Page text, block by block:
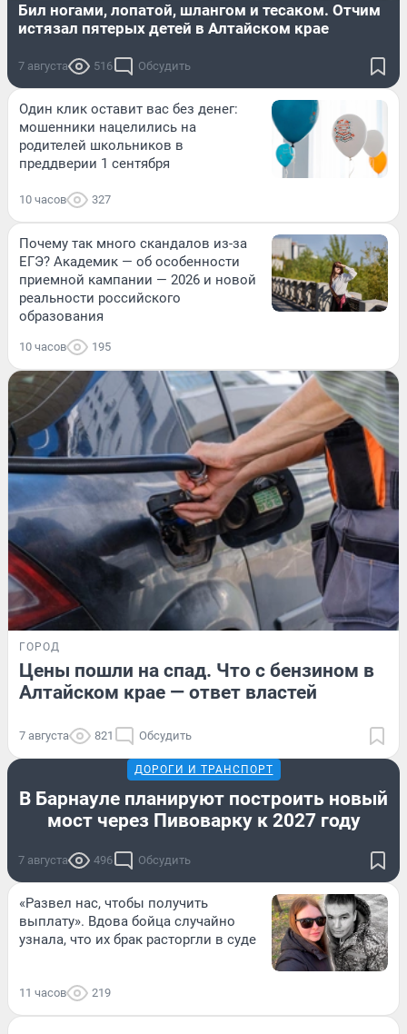
Бил ногами, лопатой, шлангом и тесаком. Отчим
истязал пятерых детей в Алтайском крае
7 августа 516 Обсудить
Один клик оставит вас без денег:
мошенники нацелились на
родителей школьников в
преддверии 1 сентября
10 часов 327
Почему так много скандалов из-за
ЕГЭ? Академик — об особенности
приемной кампании — 2026 и новой
реальности российского
образования
10 часов 195
ГОРОД
Цены пошли на спад. Что с бензином в
Алтайском крае — ответ властей
7 августа 821 Обсудить
ДОРОГИ И ТРАНСПОРТ
В Барнауле планируют построить новый
мост через Пивоварку к 2027 году
7 августа 496 Обсудить
«Развел нас, чтобы получить
выплату». Вдова бойца случайно
узнала, что их брак расторгли в суде
11 часов 219